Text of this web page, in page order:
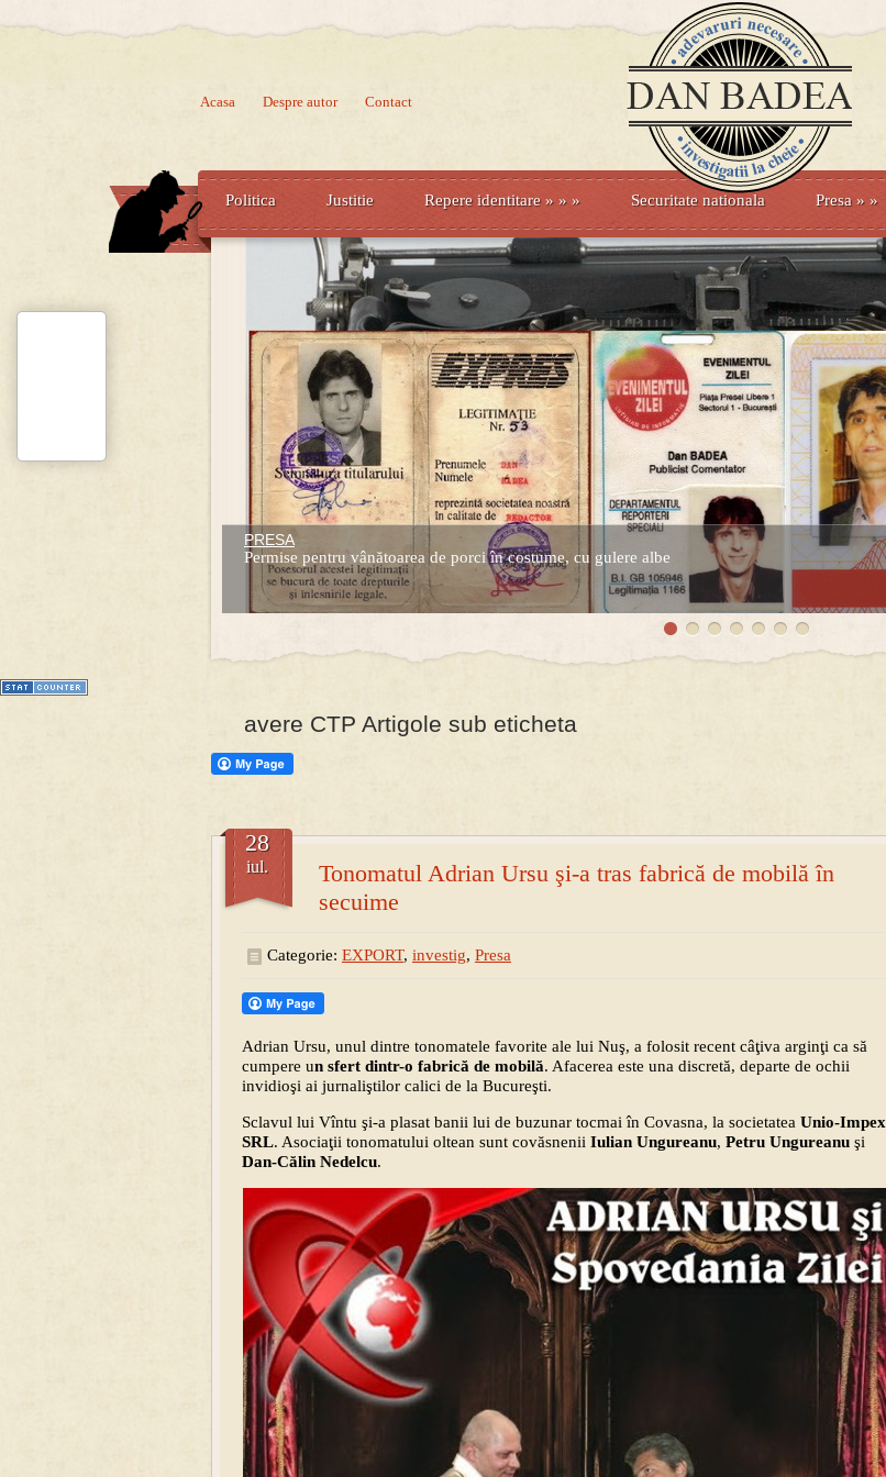
Acasa Despre autor Contact
Politica Justitie Repere identitare » » » Securitate nationala Presa » »
PRESA
Permise pentru vânătoarea de porci în costume, cu gulere albe
Prima mea carte publicata (Nemira)
Averea Presedintelui: prima lucrare despre controversatele conturi secrete ale Securitatii.
avere CTP Artigole sub eticheta
Tonomatul Adrian Ursu şi-a tras fabrică de mobilă în
secuime
28
iul.
Categorie: EXPORT, investig, Presa
Adrian Ursu, unul dintre tonomatele favorite ale lui Nuş, a folosit recent câţiva arginţi ca să
cumpere un sfert dintr-o fabrică de mobilă. Afacerea este una discretă, departe de ochii
invidioşi ai jurnaliştilor calici de la Bucureşti.
Sclavul lui Vîntu şi-a plasat banii lui de buzunar tocmai în Covasna, la societatea Unio-Impex
SRL. Asociaţii tonomatului oltean sunt covăsnenii Iulian Ungureanu, Petru Ungureanu şi
Dan-Călin Nedelcu.